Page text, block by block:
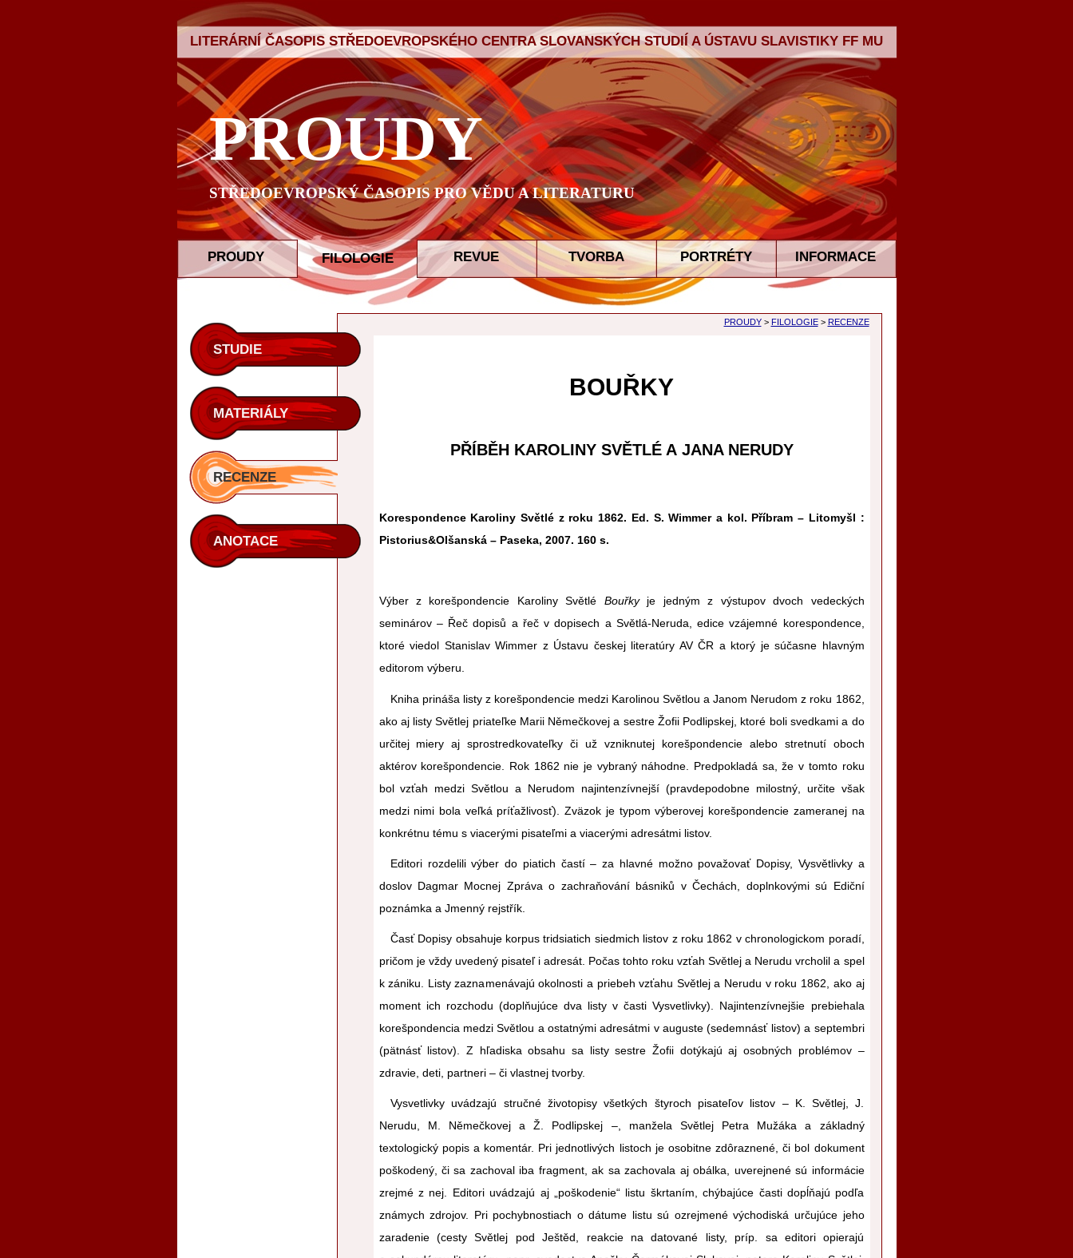
LITERÁRNÍ ČASOPIS STŘEDOEVROPSKÉHO CENTRA SLOVANSKÝCH STUDIÍ A ÚSTAVU SLAVISTIKY FF MU
PROUDY
STŘEDOEVROPSKÝ ČASOPIS PRO VĚDU A LITERATURU
PROUDY FILOLOGIE REVUE TVORBA PORTRÉTY INFORMACE
STUDIE
MATERIÁLY
RECENZE
ANOTACE
PROUDY> FILOLOGIE> RECENZE
BOUŘKY
PŘÍBĚH KAROLINY SVĚTLÉ A JANA NERUDY
Korespondence Karoliny Světlé z roku 1862. Ed. S. Wimmer a kol. Příbram – Litomyšl :
Pistorius&Olšanská – Paseka, 2007. 160 s.
Výber z korešpondencie Karoliny Světlé Bouřkyje jedným z výstupov dvoch vedeckých
seminárov – Řeč dopisů a řeč v dopisech a Světlá-Neruda, edice vzájemné korespondence,
ktoré viedol Stanislav Wimmer z Ústavu českej literatúry AV ČR a ktorý je súčasne hlavným
editorom výberu.
Kniha prináša listy z korešpondencie medzi Karolinou Světlou a Janom Nerudom z roku 1862,
ako aj listy Světlej priateľke Marii Němečkovej a sestre Žofii Podlipskej, ktoré boli svedkami a do
určitej miery aj sprostredkovateľky či už vzniknutej korešpondencie alebo stretnutí oboch
aktérov korešpondencie. Rok 1862 nie je vybraný náhodne. Predpokladá sa, že v tomto roku
bol vzťah medzi Světlou a Nerudom najintenzívnejší (pravdepodobne milostný, určite však
medzi nimi bola veľká príťažlivosť). Zväzok je typom výberovej korešpondencie zameranej na
konkrétnu tému s viacerými pisateľmi a viacerými adresátmi listov.
Editori rozdelili výber do piatich častí – za hlavné možno považovať Dopisy, Vysvětlivky a
doslov Dagmar Mocnej Zpráva o zachraňování básniků v Čechách, doplnkovými sú Ediční
poznámka a Jmenný rejstřík.
Časť Dopisy obsahuje korpus tridsiatich siedmich listov z roku 1862 v chronologickom poradí,
pričom je vždy uvedený pisateľ i adresát. Počas tohto roku vzťah Světlej a Nerudu vrcholil a spel
k zániku. Listy zaznamenávajú okolnosti a priebeh vzťahu Světlej a Nerudu v roku 1862, ako aj
moment ich rozchodu (doplňujúce dva listy v časti Vysvetlivky). Najintenzívnejšie prebiehala
korešpondencia medzi Světlou a ostatnými adresátmi v auguste (sedemnásť listov) a septembri
(pätnásť listov). Z hľadiska obsahu sa listy sestre Žofii dotýkajú aj osobných problémov –
zdravie, deti, partneri – či vlastnej tvorby.
Vysvetlivky uvádzajú stručné životopisy všetkých štyroch pisateľov listov – K. Světlej, J.
Nerudu, M. Němečkovej a Ž. Podlipskej –, manžela Světlej Petra Mužáka a základný
textologický popis a komentár. Pri jednotlivých listoch je osobitne zdôraznené, či bol dokument
poškodený, či sa zachoval iba fragment, ak sa zachovala aj obálka, uverejnené sú informácie
zrejmé z nej. Editori uvádzajú aj „poškodenie“ listu škrtaním, chýbajúce časti dopĺňajú podľa
známych zdrojov. Pri pochybnostiach o dátume listu sú ozrejmené východiská určujúce jeho
zaradenie (cesty Světlej pod Ještěd, reakcie na datované listy, príp. sa editori opierajú